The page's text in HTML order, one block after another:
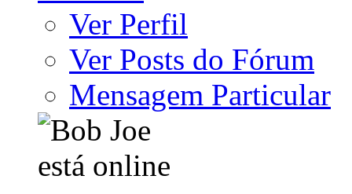
Ver Perfil
Ver Posts do Fórum
Mensagem Particular